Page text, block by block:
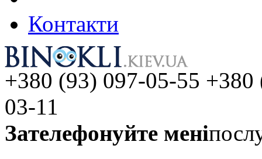
Контакти
+380 (93) 097-05-55
03-11
Зателефонуйте мені